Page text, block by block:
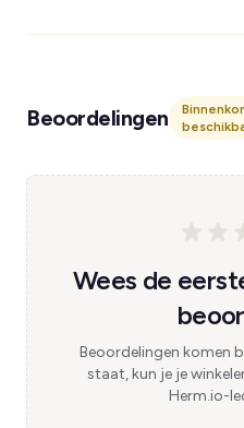
Beoordelingen
Wees de
Beoordelingen komen
staat, kun je je
Herm.io-